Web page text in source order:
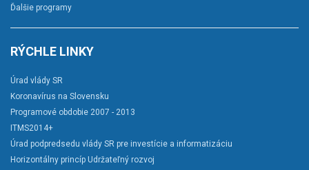
Ďalšie programy
RÝCHLE LINKY
Úrad vlády SR
Koronavírus na Slovensku
Programové obdobie 2007 - 2013
ITMS2014+
Úrad podpredsedu vlády SR pre investície a informatizáciu
Horizontálny princíp Udržateľný rozvoj